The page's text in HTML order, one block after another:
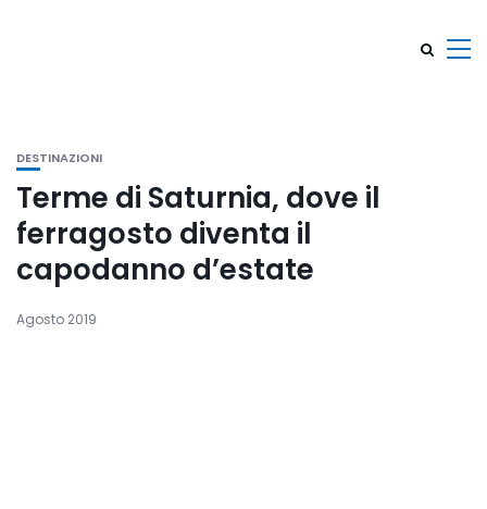
DESTINAZIONI
Terme di Saturnia, dove il
ferragosto diventa il
capodanno d’estate
Agosto 2019